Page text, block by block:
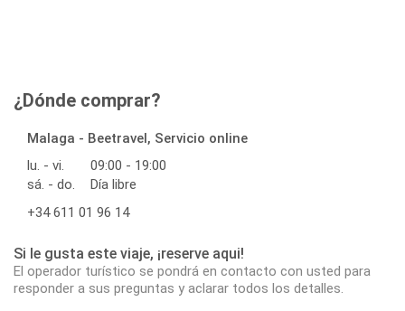
¿Dónde comprar?
Malaga - Beetravel, Servicio online
lu. - vi.
09:00 - 19:00
sá. - do.
Día libre
+34 611 01 96 14
Si le gusta este viaje, ¡reserve aqui!
El operador turístico se pondrá en contacto con usted para
responder a sus preguntas y aclarar todos los detalles.